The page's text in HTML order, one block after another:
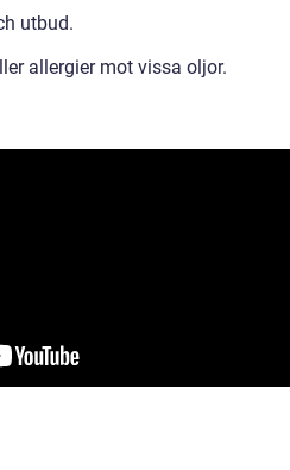
utbud.
allergier mot vissa oljor.